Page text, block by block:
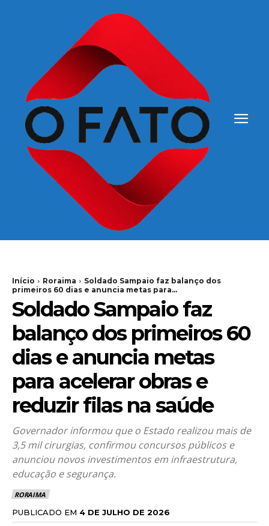
Início Roraima
Soldado Sampaio faz balanço dos
primeiros 60 dias e anuncia metas para...
Soldado Sampaio faz
balanço dos primeiros 60
dias e anuncia metas
para acelerar obras e
reduzir filas na saúde
Governador informou que o Estado realizou mais de
3,5 mil cirurgias, confirmou concursos públicos e
anunciou novos investimentos em infraestrutura,
educação e segurança.
RORAIMA
PUBLICADO EM 4 DE JULHO DE 2026